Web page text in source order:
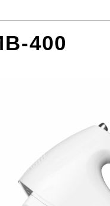
400